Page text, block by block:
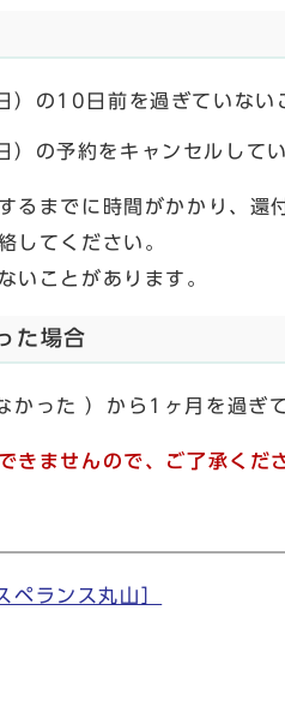
）の10日前を過ぎていない
）の予約をキャンセルして
るまでに時間がかかり、
してください。
いことがあります。
た場合
かった ）から1ヶ月を過ぎ
ませんので、ご了承くだ
ペランス丸山］